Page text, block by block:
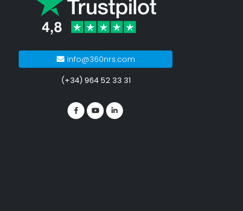
info@360nrs.com
(+34) 964 52 33 31